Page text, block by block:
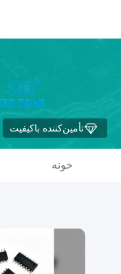
تأمین‌کننده باکیفیت
خونه